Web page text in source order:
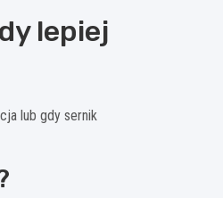
lepiej
lub gdy sernik